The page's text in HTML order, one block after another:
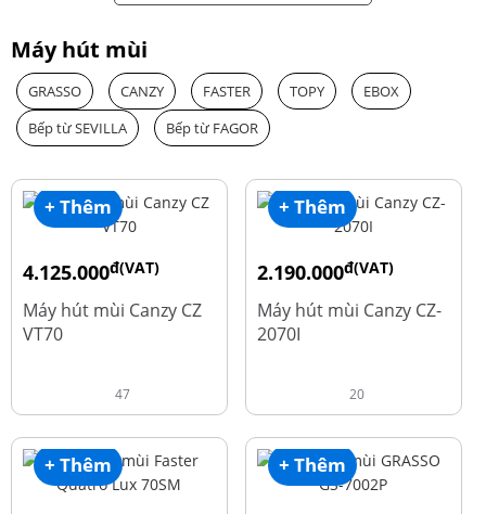
Máy hút mùi
GRASSO CANZY FASTER TOPY
EBOX
Bếp từ SEVILLA
Bếp từ FAGOR
+ Thêm
4.125.000đ(VAT)
8.500.000
Máy hút mùi Canzy CZ
VT70
47
+ Thêm
2.190.000đ(VAT)
4.450.000
Máy hút mùi Canzy CZ-
2070I
20
+ Thêm + Thêm